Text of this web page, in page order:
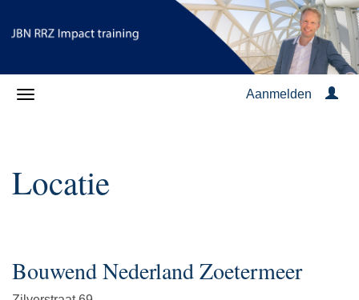
Aanmelden
Locatie
Bouwend Nederland Zoetermeer